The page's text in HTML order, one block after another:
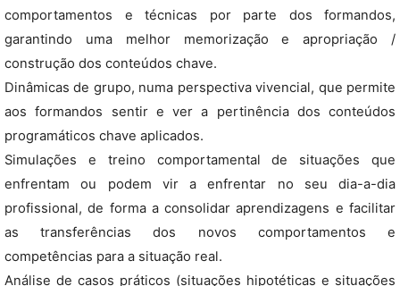
comportamentos e técnicas por parte dos formandos,
garantindo uma melhor memorização e apropriação /
construção dos conteúdos chave.
Dinâmicas de grupo, numa perspectiva vivencial, que permite
aos formandos sentir e ver a pertinência dos conteúdos
programáticos chave aplicados.
Simulações e treino comportamental de situações que
enfrentam ou podem vir a enfrentar no seu dia-a-dia
profissional, de forma a consolidar aprendizagens e facilitar
as transferências dos novos comportamentos e
competências para a situação real.
Análise de casos práticos (situações hipotéticas e situações